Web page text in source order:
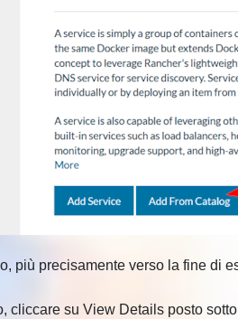
più precisamente verso la fine di
cliccare su View Details posto